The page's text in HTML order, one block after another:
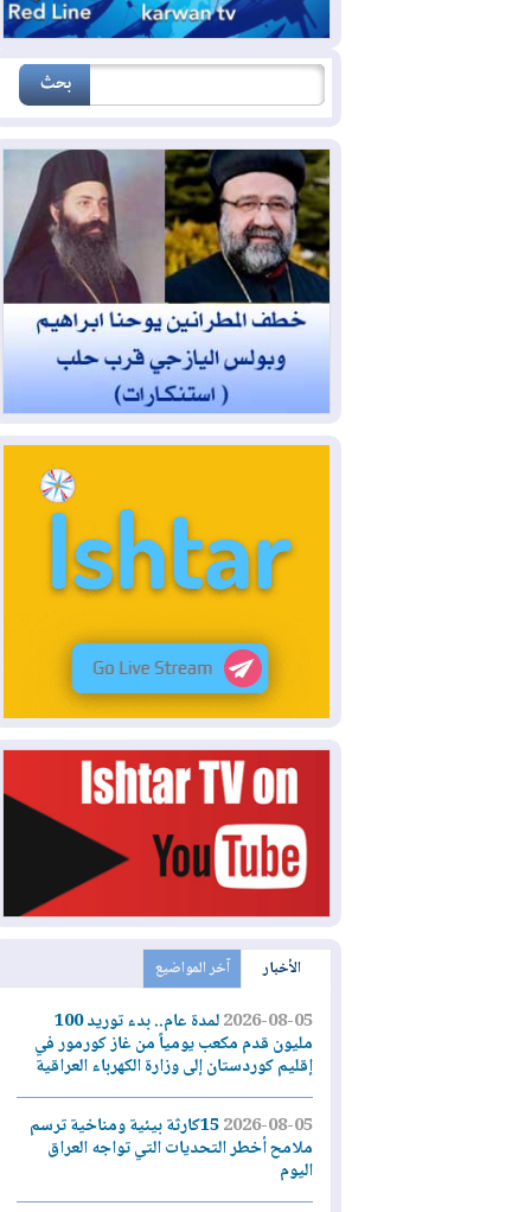
الأخبار آخر المواضيع
2026-08-05 لمدة عام.. بدء توريد 100
مليون قدم مكعب يومياً من غاز كورمور في
إقليم كوردستان إلى وزارة الكهرباء العراقية
2026-08-05
15كارثة بيئية ومناخية ترسم
ملامح أخطر التحديات التي تواجه العراق
اليوم